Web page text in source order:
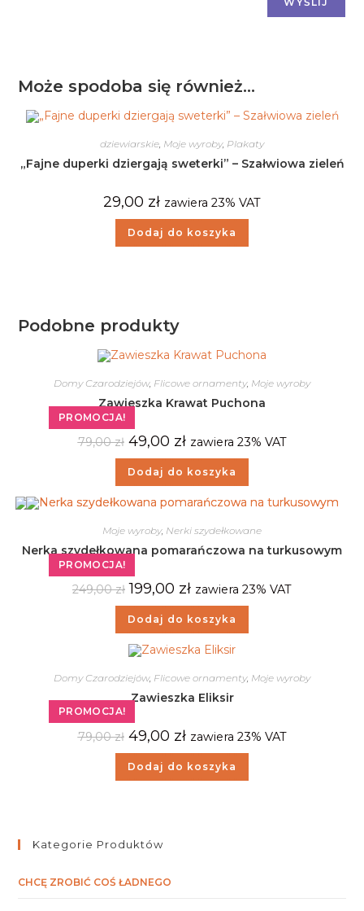
Może spodoba się również…
dziewiarskie, Moje wyroby, Plakaty
„Fajne duperki dziergają sweterki” – Szałwiowa zieleń
29,00 zł zawiera 23% VAT
Dodaj do koszyka
Podobne produkty
PROMOCJA!
Domy Czarodziejów, Flicowe ornamenty, Moje wyroby
Zawieszka Krawat Puchona
79,00zł 49,00 zł zawiera 23% VAT
Dodaj do koszyka
PROMOCJA!
Moje wyroby, Nerki szydełkowane
Nerka szydełkowana pomarańczowa na turkusowym
249,00zł 199,00 zł zawiera 23% VAT
Dodaj do koszyka
PROMOCJA!
Domy Czarodziejów, Flicowe ornamenty, Moje wyroby
Zawieszka Eliksir
79,00zł 49,00 zł zawiera 23% VAT
Dodaj do koszyka
Kategorie Produktów
CHCĘ ZROBIĆ COŚ ŁADNEGO